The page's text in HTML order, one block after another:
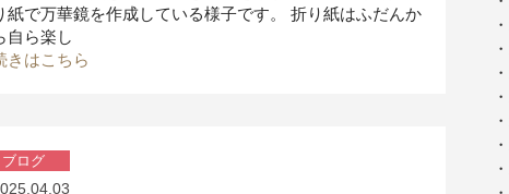
紙で万華鏡を作成している様子です。 折り紙はふだんか
自ら楽し
きはこちら
ブログ
・
・
・
・
・
・
・